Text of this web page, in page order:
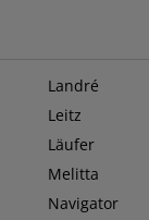
Landré
Leitz
Läufer
Melitta
Navigator